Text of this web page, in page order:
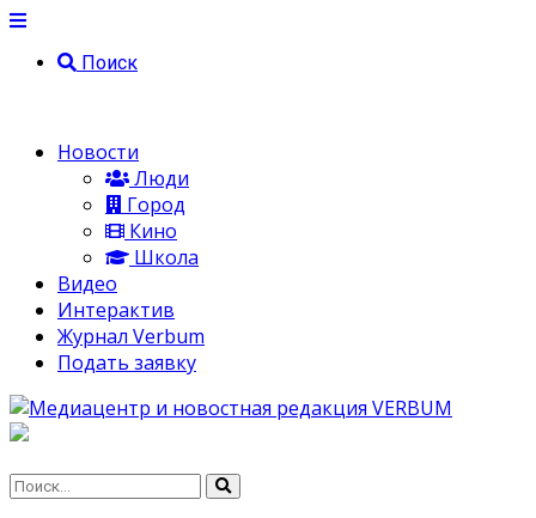
Поиск
Новости
Люди
Город
Кино
Школа
Видео
Интерактив
Журнал Verbum
Подать заявку